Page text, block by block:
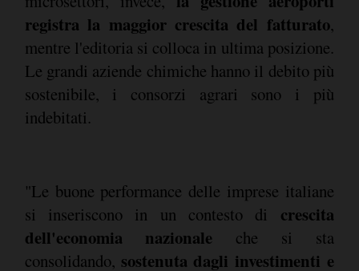
registra la maggior crescita del fatturato,
mentre l'editoria si colloca in ultima posizione.
Le grandi aziende chimiche hanno il debito più
sostenibile, i consorzi agrari sono i più
indebitati.
"Le buone performance delle imprese italiane
si inseriscono in un contesto di crescita
dell'economia nazionale che si sta
consolidando, sostenuta dagli investimenti e